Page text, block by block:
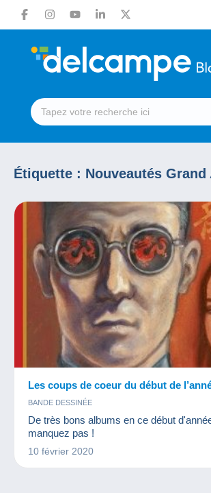
Étiquette : Nouveautés Grand
Les coups de coeur du début de
BANDE DESSINÉE
De très bons albums en ce début
manquez pas !
10 février 2020